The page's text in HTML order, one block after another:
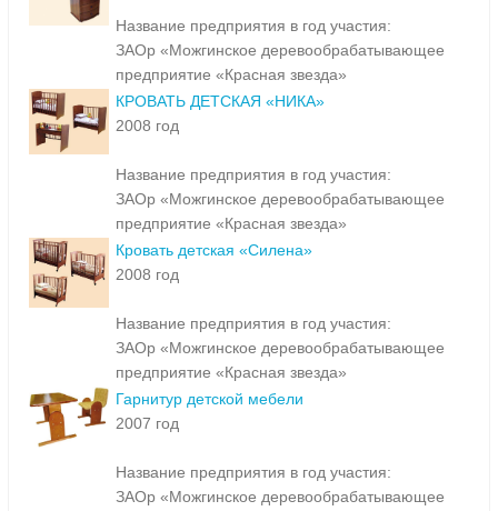
Название предприятия в год участия:
ЗАОр «Можгинское деревообрабатывающее
предприятие «Красная звезда»
КРОВАТЬ ДЕТСКАЯ «НИКА»
2008 год
Название предприятия в год участия:
ЗАОр «Можгинское деревообрабатывающее
предприятие «Красная звезда»
Кровать детская «Силена»
2008 год
Название предприятия в год участия:
ЗАОр «Можгинское деревообрабатывающее
предприятие «Красная звезда»
Гарнитур детской мебели
2007 год
Название предприятия в год участия:
ЗАОр «Можгинское деревообрабатывающее